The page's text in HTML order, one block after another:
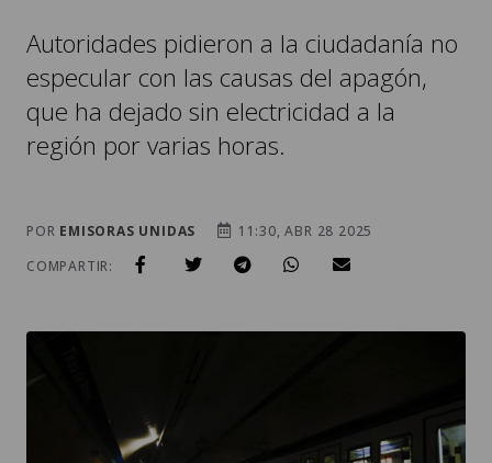
Autoridades pidieron a la ciudadanía no
especular con las causas del apagón,
que ha dejado sin electricidad a la
región por varias horas.
POR EMISORAS UNIDAS
11:30, ABR 28 2025
COMPARTIR: